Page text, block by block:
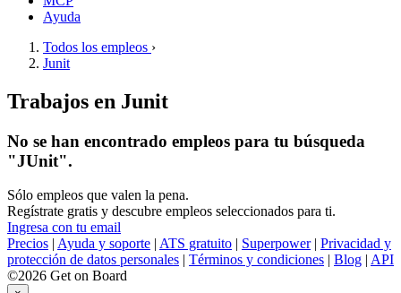
Ayuda
Todos los empleos ›
Junit
Trabajos en Junit
No se han encontrado empleos para tu búsqueda
"JUnit".
Sólo empleos que valen la pena.
Regístrate gratis y descubre empleos seleccionados para ti.
Ingresa con tu email
Precios | Ayuda y soporte | ATS gratuito | Superpower| Privacidad y
protección de datos personales | Términos y condiciones | Blog | API
©2026 Get on Board